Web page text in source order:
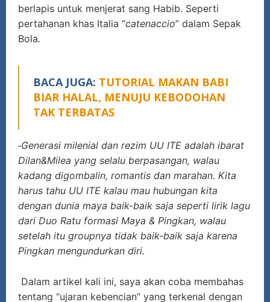
berlapis untuk menjerat sang Habib. Seperti
pertahanan khas Italia “catenaccio” dalam Sepak
Bola.
BACA JUGA: TUTORIAL MAKAN BABI
BIAR HALAL, MENUJU KEBODOHAN
TAK TERBATAS
Generasi milenial dan rezim UU ITE adalah ibarat
Dilan&Milea yang selalu berpasangan, walau
kadang digombalin, romantis dan marahan. Kita
harus tahu UU ITE kalau mau hubungan kita
dengan dunia maya baik-baik saja seperti lirik lagu
dari Duo Ratu formasi Maya & Pingkan, walau
setelah itu groupnya tidak baik-baik saja karena
Pingkan mengundurkan diri.
Dalam artikel kali ini, saya akan coba membahas
tentang “ujaran kebencian” yang terkenal dengan